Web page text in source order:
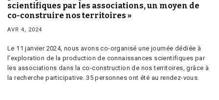
scientifiques par les associations, un moyen de
co-construire nos territoires »
AVR 4, 2024
Le 11 janvier 2024, nous avons co-organisé une journée dédiée à
l’exploration de la production de connaissances scientifiques par
les associations dans la co-construction de nos territoires, grâce à
la recherche participative. 35 personnes ont été au rendez-vous.